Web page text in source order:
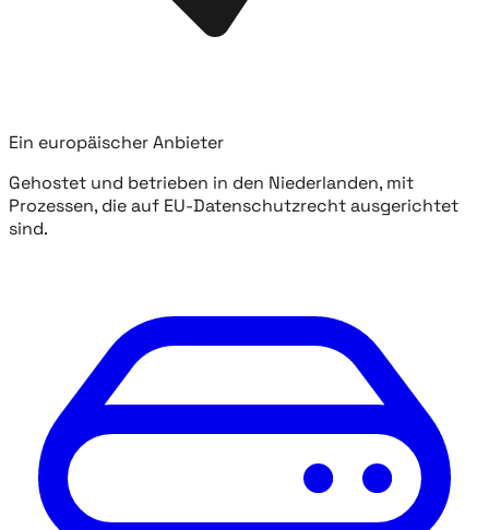
Ein europäischer Anbieter
Gehostet und betrieben in den Niederlanden, mit
Prozessen, die auf EU-Datenschutzrecht ausgerichtet
sind.